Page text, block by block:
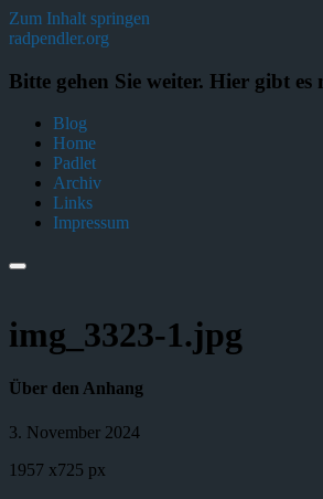
Zum Inhalt springen
radpendler.org
Bitte gehen Sie weiter. Hier gibt es
Blog
Home
Padlet
Archiv
Links
Impressum
img_3323-1.jpg
Über den Anhang
3. November 2024
1957 x725 px